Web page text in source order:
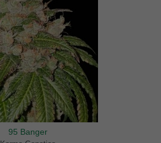
95 Banger